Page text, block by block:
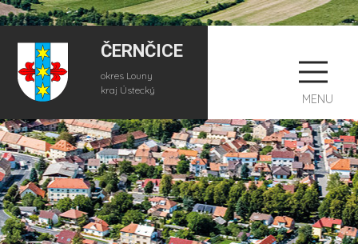
ČERNČICE
okres Louny
kraj Ústecký
MENU